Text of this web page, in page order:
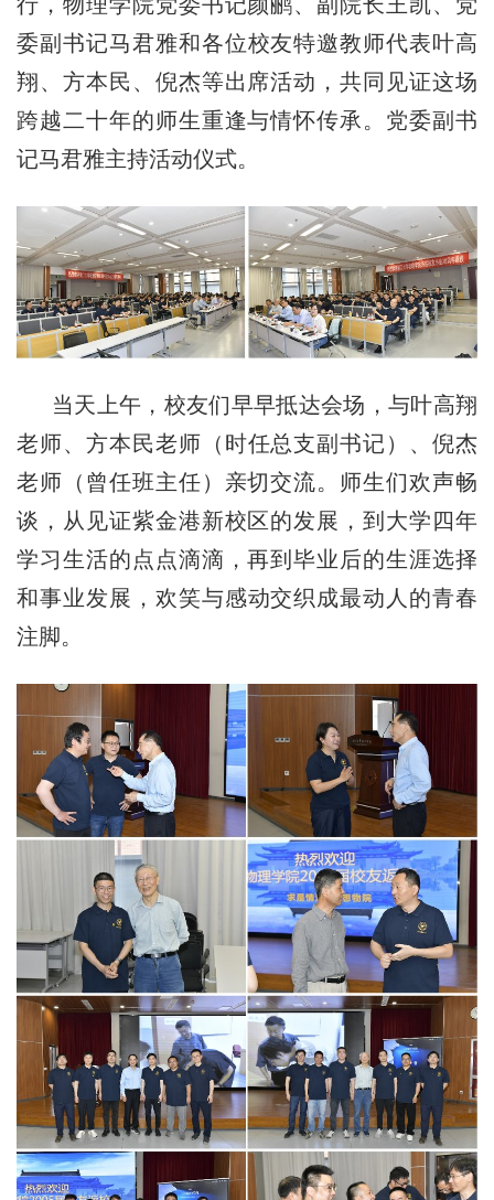
委副书记马君雅和各位校友特邀教师代表叶高
翔、方本民、倪杰等出席活动 ，共同 见证这场
跨越二十年的师生重逢与情怀传承。 党委副书
记马君雅主持活动仪式。
当天上午， 校友们早早抵达会场 ，与叶高翔
老师、 方本民老师 （时任总支副书记） 、倪杰
老师 （曾任班主任）亲切交流。师生们欢声畅
谈，从 见证紫金港新校区的发展，到 大学 四年
学习生活的点点滴滴 ，再到毕业后的生涯选择
和事业发展 ， 欢笑与感动交织成最动人的青春
注脚。